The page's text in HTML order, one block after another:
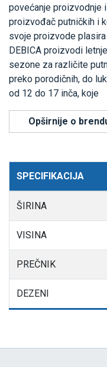
povećanje proizvodnje
proizvođač putničkih i
svoje proizvode
DEBICA proizvodi
sezone za različite
preko porodičnih, do
od 12 do 17 inča, koje
Opširnije o
SPECIFIKACIJA
ŠIRINA
VISINA
PREČNIK
DEZENI